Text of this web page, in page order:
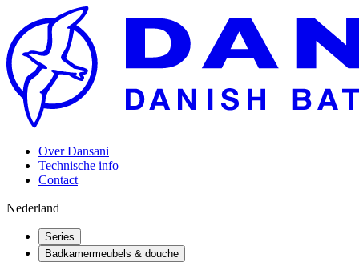
Over Dansani
Technische info
Contact
Nederland
Series
Badkamermeubels & douche